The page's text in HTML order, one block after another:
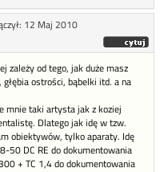
12 Maj 2010
zależy od tego, jak duże masz
ostrości, bąbelki itd. a na
mnie taki artysta jak z koziej
Dlatego jak idę w tzw.
obiektywów, tylko aparaty. Idę
50 DC RE do dokumentowania
+ TC 1,4 do dokumentowania